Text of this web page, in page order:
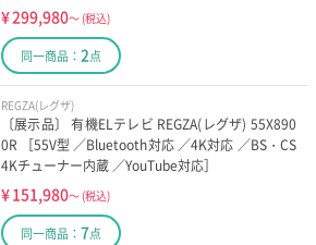
¥299,980～ (税込)
同一商品： 2点
REGZA(レグザ)
〔展示品〕 有機ELテレビ REGZA(レグザ) 55X890
0R ［55V型 ／Bluetooth対応 ／4K対応 ／BS・CS
4Kチューナー内蔵 ／YouTube対応］
¥151,980～ (税込)
同一商品： 7点